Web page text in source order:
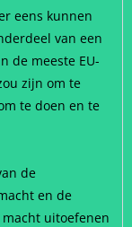
eens kunnen
van een
de meeste EU-
zijn om te
te doen en te
de
en de
uitoefenen